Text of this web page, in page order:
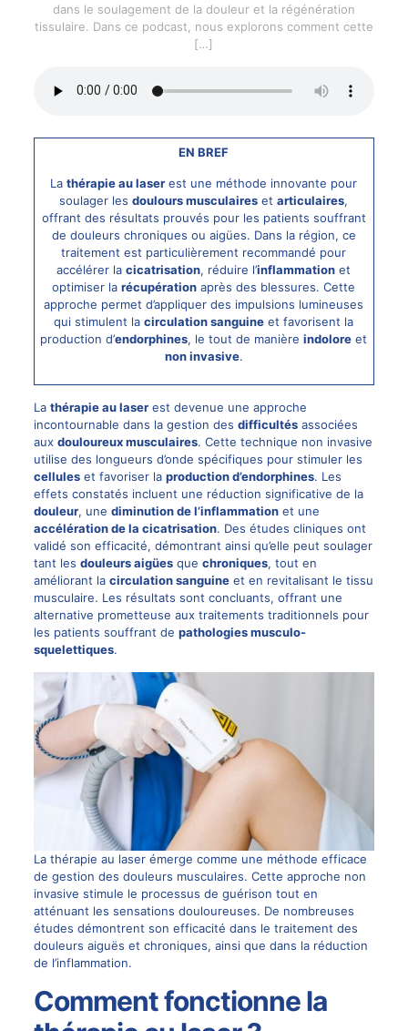
dans le soulagement de la douleur et la régénération
tissulaire. Dans ce podcast, nous explorons comment cette
[…]
EN BREF
Lathérapie au laser est une méthode innovante pour
soulager lesdoulours musculaires etarticulaires,
offrant des résultats prouvés pour les patients souffrant
de douleurs chroniques ou aigües. Dans la région, ce
traitement est particulièrement recommandé pour
accélérer lacicatrisation, réduire l’inflammation et
optimiser larécupération après des blessures. Cette
approche permet d’appliquer des impulsions lumineuses
qui stimulent lacirculation sanguine et favorisent la
production d’endorphines, le tout de manièreindolore et
non invasive.
La thérapie au laserest devenue une approche
incontournable dans la gestion des difficultésassociées
aux douloureux musculaires. Cette technique non invasive
utilise des longueurs d’onde spécifiques pour stimuler les
celluleset favoriser la production d’endorphines. Les
effets constatés incluent une réduction significative de la
douleur, une diminution de l’inflammationet une
accélération de la cicatrisation. Des études cliniques ont
validé son efficacité, démontrant ainsi qu’elle peut soulager
tant les douleurs aigüesque chroniques, tout en
améliorant la circulation sanguineet en revitalisant le tissu
musculaire. Les résultats sont concluants, offrant une
alternative prometteuse aux traitements traditionnels pour
les patients souffrant de pathologies musculo-
squelettiques.
La thérapie au laser émerge comme une méthode efficace
de gestion des douleurs musculaires. Cette approche non
invasive stimule le processus de guérison tout en
atténuant les sensations douloureuses. De nombreuses
études démontrent son efficacité dans le traitement des
douleurs aiguës et chroniques, ainsi que dans la réduction
de l’inflammation.
Comment fonctionne la